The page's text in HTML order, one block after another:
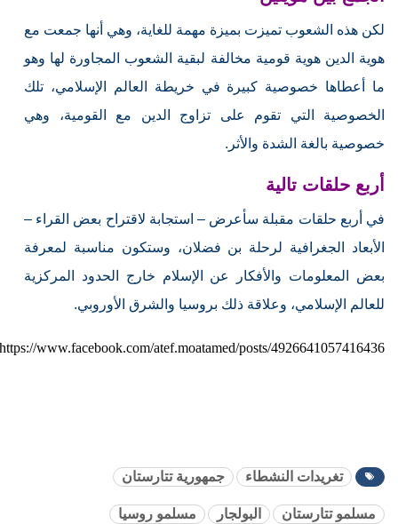
لكن هذه الشعوب تميزت بميزة مهمة للغاية، وهي أنها جمعت مع
هوية الدين هوية قومية مخالفة لبقية الشعوب المجاورة لها وهو
ما أعطاها خصوصية كبيرة في خريطة العالم الإسلامي، تلك
الخصوصية التي تقوم على تزاوج الدين مع القومية، وهي
خصوصية بالغة الشدة والأثر.
أربع حلقات تالية
في أربع حلقات مقبلة سأعرض – استجابة لاقتراح بعض القراء –
الأبعاد الجغرافية لرحلة بن فضلان، وستكون مناسبة لمعرفة
بعض المعلومات والأفكار عن الإسلام خارج الحدود المركزية
للعالم الإسلامي، وعلاقة ذلك بروسيا والشرق الأوروبي.
https://www.facebook.com/atef.moatamed/posts/4926641057416436
تغريدات النشطاء جمهورية تتارستان
مسلمو تتارستان البولجار مسلمو روسيا